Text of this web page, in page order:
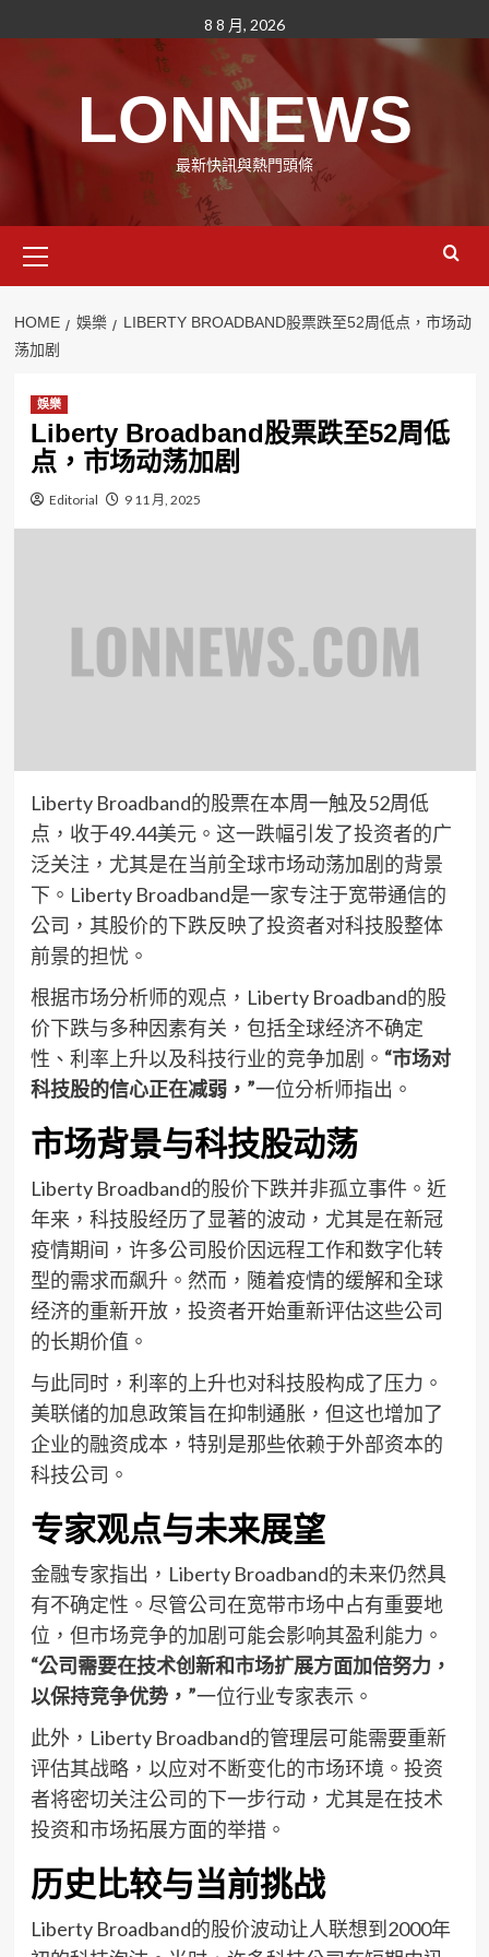
to
8 8 月, 2026
LONNEWS
最新快訊與熱門頭條
Menu
HOME 娛樂
LIBERTY BROADBAND股票跌至52周低点，市场动
荡加剧
娛樂
Liberty Broadband股票跌至52周低
点，市场动荡加剧
Editorial 9 11 月, 2025
Liberty Broadband的股票在本周一触及52周低
点，收于49.44美元。这一跌幅引发了投资者的广
泛关注，尤其是在当前全球市场动荡加剧的背景
下。Liberty Broadband是一家专注于宽带通信的
公司，其股价的下跌反映了投资者对科技股整体
前景的担忧。
根据市场分析师的观点，Liberty Broadband的股
价下跌与多种因素有关，包括全球经济不确定
性、利率上升以及科技行业的竞争加剧。 “市场对
科技股的信心正在减弱，”一位分析师指出。
市场背景与科技股动荡
Liberty Broadband的股价下跌并非孤立事件。近
年来，科技股经历了显著的波动，尤其是在新冠
疫情期间，许多公司股价因远程工作和数字化转
型的需求而飙升。然而，随着疫情的缓解和全球
经济的重新开放，投资者开始重新评估这些公司
的长期价值。
与此同时，利率的上升也对科技股构成了压力。
美联储的加息政策旨在抑制通胀，但这也增加了
企业的融资成本，特别是那些依赖于外部资本的
科技公司。
专家观点与未来展望
金融专家指出，Liberty Broadband的未来仍然具
有不确定性。尽管公司在宽带市场中占有重要地
位，但市场竞争的加剧可能会影响其盈利能力。
“公司需要在技术创新和市场扩展方面加倍努力，
以保持竞争优势，”一位行业专家表示。
此外，Liberty Broadband的管理层可能需要重新
评估其战略，以应对不断变化的市场环境。投资
者将密切关注公司的下一步行动，尤其是在技术
投资和市场拓展方面的举措。
历史比较与当前挑战
Liberty Broadband的股价波动让人联想到2000年